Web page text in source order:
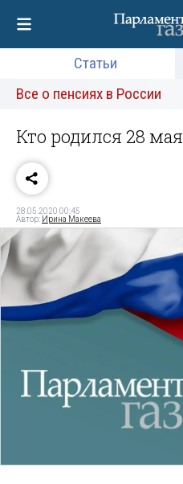
Статьи
Все о пенсиях в России
Кто родился 28 мая
28.05.2020 00:45
Автор: Ирина Макеева